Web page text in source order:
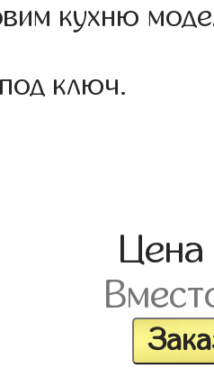
кухню
ключ.
Цена